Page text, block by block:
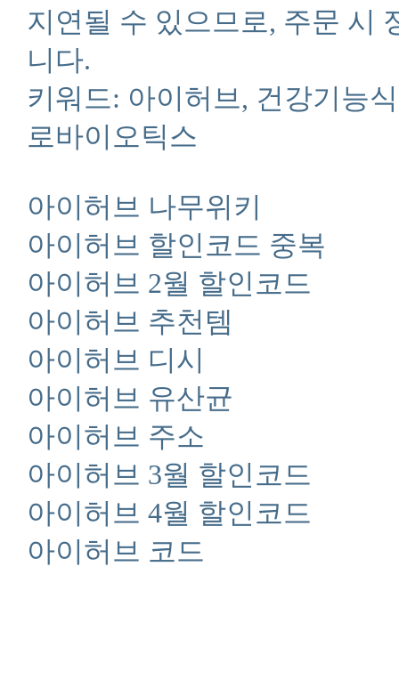
지연될 수 있으므로, 주문 시
니다.
키워드: 아이허브, 건강기능
로바이오틱스
아이허브 나무위키
아이허브 할인코드 중복
아이허브 2월 할인코드
아이허브 추천템
아이허브 디시
아이허브 유산균
아이허브 주소
아이허브 3월 할인코드
아이허브 4월 할인코드
아이허브 코드